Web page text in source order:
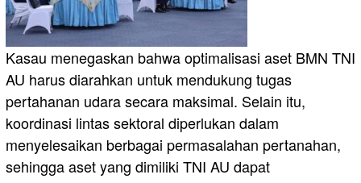
Kasau menegaskan bahwa optimalisasi aset BMN TNI
AU harus diarahkan untuk mendukung tugas
pertahanan udara secara maksimal. Selain itu,
koordinasi lintas sektoral diperlukan dalam
menyelesaikan berbagai permasalahan pertanahan,
sehingga aset yang dimiliki TNI AU dapat